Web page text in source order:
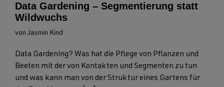
Data Gardening – Segmentierung statt
Wildwuchs
von Jasmin Kind
Data Gardening? Was hat die Pflege von Pflanzen und
Beeten mit der von Kontakten und Segmenten zu tun
und was kann man von der Struktur eines Gartens für